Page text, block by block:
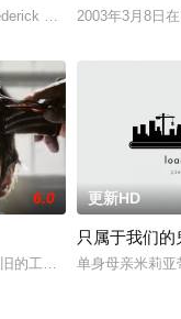
Lau 饰）和名为莉斯
2003年3月8日
6.0
的工厂工作，只为糊口并
更新HD
只属于我们的
单身母亲米莉亚